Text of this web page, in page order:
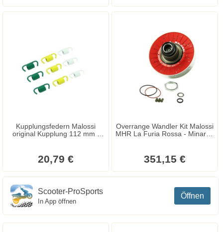
Kupplungsfedern Malossi
original Kupplung 112 mm -
20,79 €
Overrange Wandler Kit Malossi
MHR La Furia Rossa - Minarelli
50 - Booster - Stunt - Sli
351,15 €
Öffnen
Scooter-ProSports
In App öffnen